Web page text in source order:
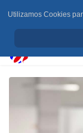
Utilizamos Cookies